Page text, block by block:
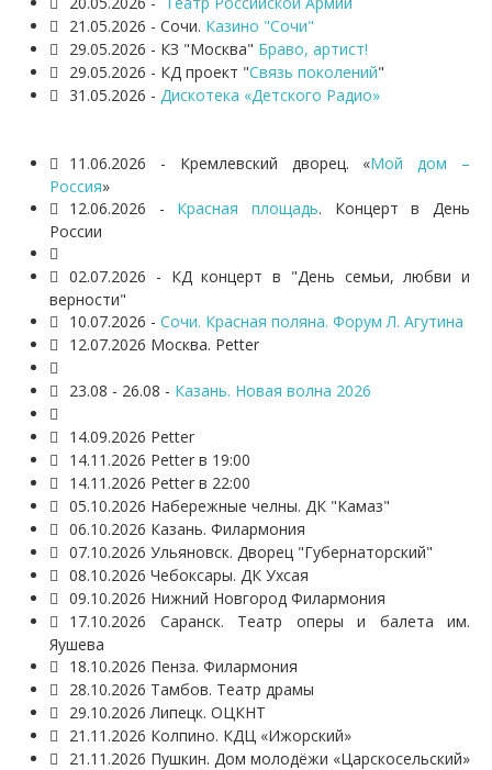
21.05.2026 - Сочи. Казино "Сочи"
29.05.2026 - КЗ "Москва" Браво, артист!
29.05.2026 - КД проект "Связь поколений"
31.05.2026 - Дискотека «Детского Радио»
11.06.2026 - Кремлевский дворец. «Мой дом –
Россия»
12.06.2026 - Красная площадь. Концерт в День
России
02.07.2026 - КД концерт в "День семьи, любви и
верности"
10.07.2026 - Сочи. Красная поляна. Форум Л. Агутина
12.07.2026 Москва. Petter
23.08 - 26.08 - Казань. Новая волна 2026
14.09.2026 Petter
14.11.2026 Petter в 19:00
14.11.2026 Petter в 22:00
05.10.2026 Набережные челны. ДК "Камаз"
06.10.2026 Казань. Филармония
07.10.2026 Ульяновск. Дворец "Губернаторский"
08.10.2026 Чебоксары. ДК Ухсая
09.10.2026 Нижний Новгород Филармония
17.10.2026 Саранск. Театр оперы и балета им.
Яушева
18.10.2026 Пенза. Филармония
28.10.2026 Тамбов. Театр драмы
29.10.2026 Липецк. ОЦКНТ
21.11.2026 Колпино. КДЦ «Ижорский»
21.11.2026 Пушкин. Дом молодёжи «Царскосельский»